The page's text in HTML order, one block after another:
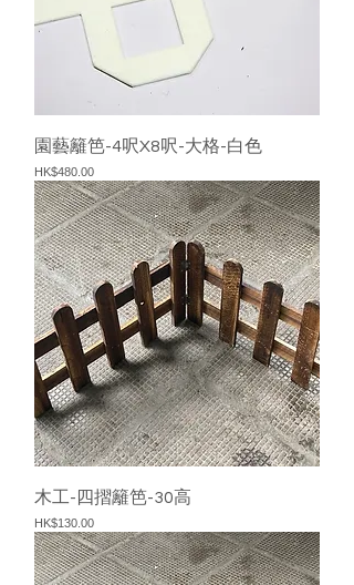
園藝籬笆-4呎X8呎-大格-白色
價格
HK$480.00
木工-四摺籬笆-30高
價格
HK$130.00